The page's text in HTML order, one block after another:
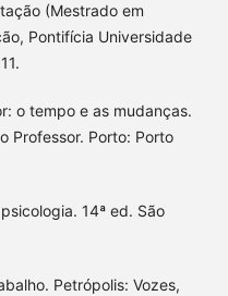
(Mestrado em
Pontifícia Universidade
o tempo e as mudanças.
Professor. Porto: Porto
14ª ed. São
Petrópolis: Vozes,